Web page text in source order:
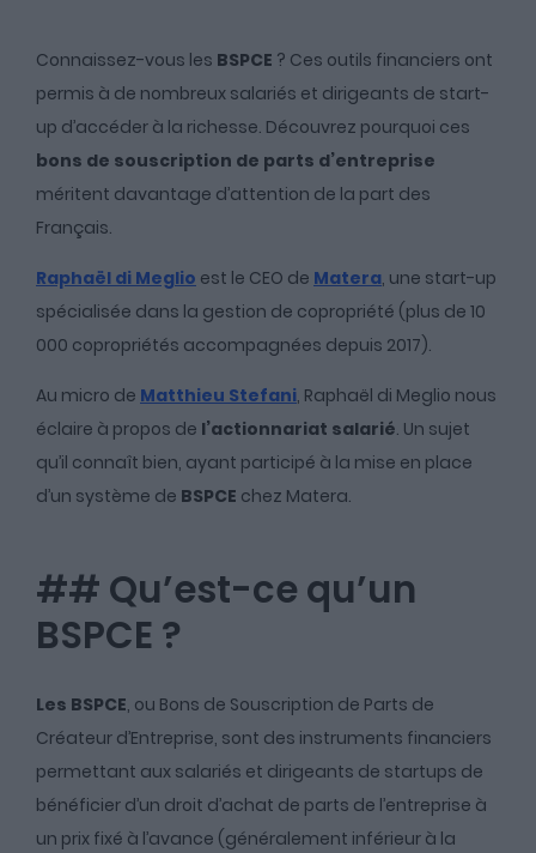
Connaissez-vous les BSPCE ? Ces outils financiers ont
permis à de nombreux salariés et dirigeants de start-
up d’accéder à la richesse. Découvrez pourquoi ces
bons de souscription de parts d’entreprise
méritent davantage d’attention de la part des
Français.
Raphaël di Meglio est le CEO de Matera, une start-up
spécialisée dans la gestion de copropriété (plus de 10
000 copropriétés accompagnées depuis 2017).
Au micro de Matthieu Stefani, Raphaël di Meglio nous
éclaire à propos de l’actionnariat salarié. Un sujet
qu’il connaît bien, ayant participé à la mise en place
d’un système de BSPCE chez Matera.
## Qu’est-ce qu’un
BSPCE ?
Les BSPCE, ou Bons de Souscription de Parts de
Créateur d’Entreprise, sont des instruments financiers
permettant aux salariés et dirigeants de startups de
bénéficier d’un droit d’achat de parts de l’entreprise à
un prix fixé à l’avance (généralement inférieur à la